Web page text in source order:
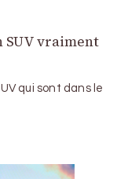
SUV vraiment
qui sont dans le